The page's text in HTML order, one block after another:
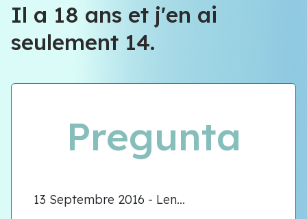
Il a 18 ans et j'en ai
seulement 14.
Pregunta
13 Septembre 2016 - Len...